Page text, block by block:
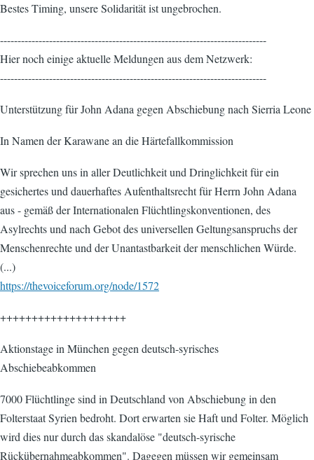
Bestes Timing, unsere Solidarität ist ungebrochen.
----------------------------------------------------------------------------
Hier noch einige aktuelle Meldungen aus dem Netzwerk:
----------------------------------------------------------------------------
Unterstützung für John Adana gegen Abschiebung nach Sierria Leone
In Namen der Karawane an die Härtefallkommission
Wir sprechen uns in aller Deutlichkeit und Dringlichkeit für ein
gesichertes und dauerhaftes Aufenthaltsrecht für Herrn John Adana
aus - gemäß der Internationalen Flüchtlingskonventionen, des
Asylrechts und nach Gebot des universellen Geltungsanspruchs der
Menschenrechte und der Unantastbarkeit der menschlichen Würde.
(...)
https://thevoiceforum.org/node/1572
++++++++++++++++++++
Aktionstage in München gegen deutsch-syrisches
Abschiebeabkommen
7000 Flüchtlinge sind in Deutschland von Abschiebung in den
Folterstaat Syrien bedroht. Dort erwarten sie Haft und Folter. Möglich
wird dies nur durch das skandalöse "deutsch-syrische
Rückübernahmeabkommen". Dagegen müssen wir gemeinsam